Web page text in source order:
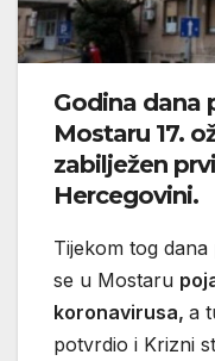
Godina dana
Mostaru 17.
zabilježen
Hercegovini.
Tijekom tog
se u Mostaru
koronavirusa, a
potvrdio i Krizni